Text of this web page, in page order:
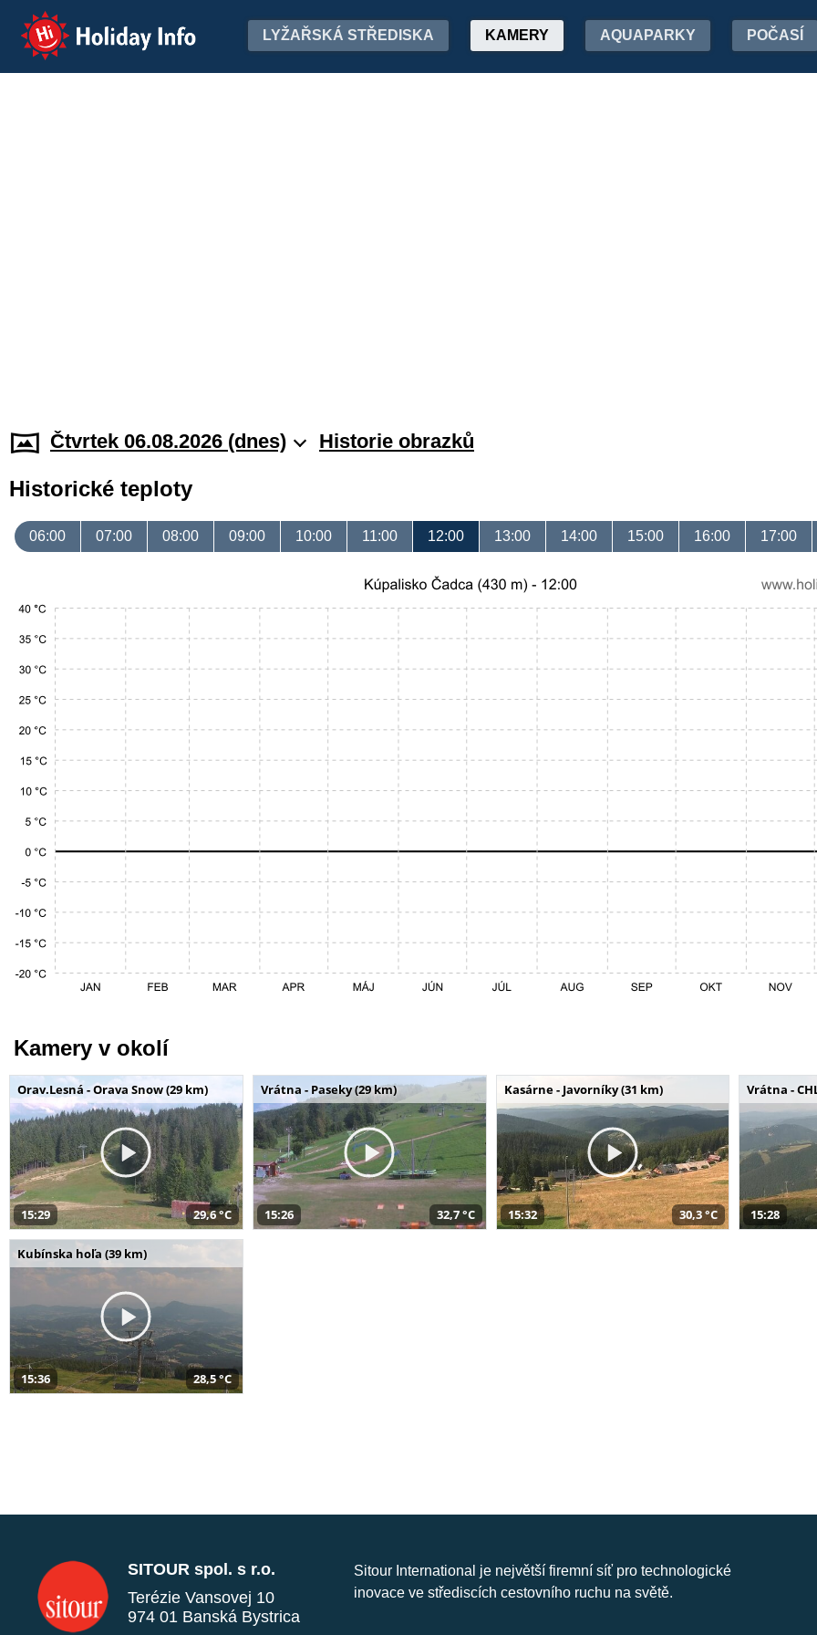
Holiday Info LYŽAŘSKÁ STŘEDISKA KAMERY AQUAPARKY POČASÍ
Čtvrtek 06.08.2026 (dnes) Historie obrazků
Historické teploty
06:00 07:00 08:00 09:00 10:00 11:00 12:00 13:00 14:00 15:00 16:00 17:00
Kamery v okolí
Orav.Lesná - Orava Snow (29 km)
15:29 29,6 °C
Vrátna - Paseky (29 km)
15:26 32,7 °C
Kasárne - Javorníky (31 km)
15:32 30,3 °C
Vrátna -
15:28
Kubínska hoľa (39 km)
15:36 28,5 °C
SITOUR spol. s r.o.
Terézie Vansovej 10
974 01 Banská Bystrica
Sitour International je největší firemní síť pro technologické
inovace ve střediscích cestovního ruchu na světě.